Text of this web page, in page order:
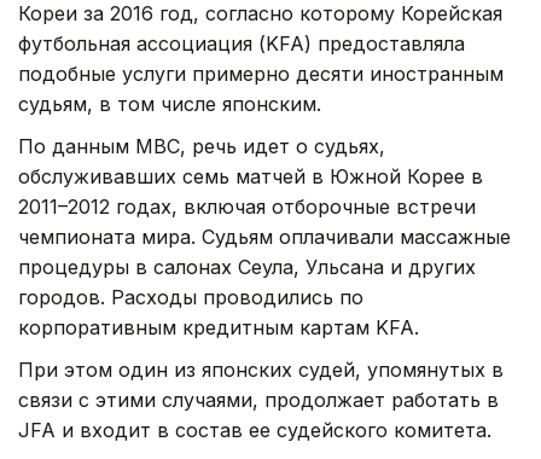
Кореи за 2016 год, согласно которому Корейская
футбольная ассоциация (KFA) предоставляла
подобные услуги примерно десяти иностранным
судьям, в том числе японским.
По данным MBC, речь идет о судьях,
обслуживавших семь матчей в Южной Корее в
2011–2012 годах, включая отборочные встречи
чемпионата мира. Судьям оплачивали массажные
процедуры в салонах Сеула, Ульсана и других
городов. Расходы проводились по
корпоративным кредитным картам KFA.
При этом один из японских судей, упомянутых в
связи с этими случаями, продолжает работать в
JFA и входит в состав ее судейского комитета.